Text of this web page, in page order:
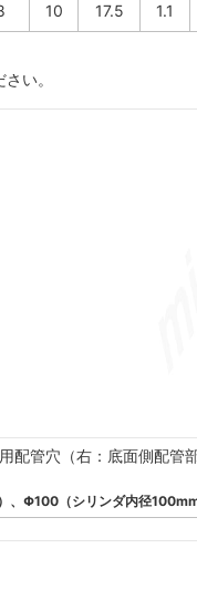
10 17.5 1.1
い。
管穴（右：底面側配管
、Φ100（シリンダ内径